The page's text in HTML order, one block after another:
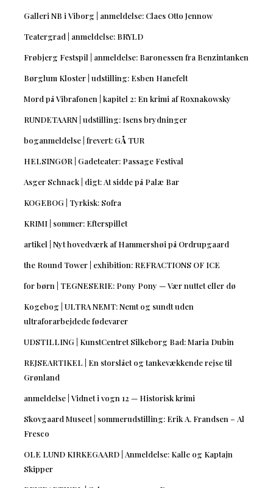
Galleri NB i Viborg | anmeldelse: Claes Otto Jennow
Teatergrad | anmeldelse: BRYLD
Frøbjerg Festspil | anmeldelse: Baronessen fra Benzintanken
Børglum Kloster | udstilling: Esben Hanefelt
Mord på Vibrafonen | kapitel 2: En krimi af Roxnakowsky
RUNDETAARN | udstilling: Isens brydninger
boganmeldelse | frevert: GÅ TUR
HELSINGØR | Gadeteater: Passage Festival
Asger Schnack | digt: At sidde på Palæ Bar
KOGEBOG | Tyrkisk: Sofra
KRIMI | sommer: Efterspillet
artikel | Nyt hovedværk af Hammershøi på Ordrupgaard
the Round Tower | exhibition: REFRACTIONS OF ICE
for børn | TEGNESERIE: Pony Pony — Vær nuttet eller dø
Kogebog | ULTRA NEMT: Nemt og sundt uden
ultraforarbejdede fødevarer
UDSTILLING | KunstCentret Silkeborg Bad: Maria Dubin
REJSEARTIKEL | En storslået og tankevækkende rejse til
Grønland
anmeldelse | Vidnet i vogn 12 — Historisk krimi
Skovgaard Museet | sommerudstilling: Erik A. Frandsen – Al
Fresco
OLE LUND KIRKEGAARD | Anmeldelse: Kalle og Kaptajn
Skipper